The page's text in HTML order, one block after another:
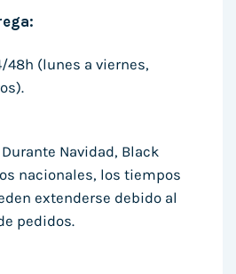
48h (lunes a viernes,
Durante Navidad, Black
nacionales, los tiempos
extenderse debido al
pedidos.